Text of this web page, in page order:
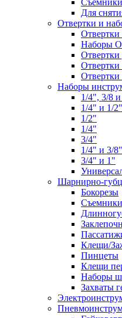
Для
Отвертки и
Наборы
Отвертки
Отвертки
Наборы
1/4", 3/8
1/4" и 1/2"
1/2"
1/4"
3/4"
1/4" и 3/8"
3/4" и 1"
Шарнирно-
Бокорезы
Клещи/
Пинцеты
Клещи
Наборы
Захваты